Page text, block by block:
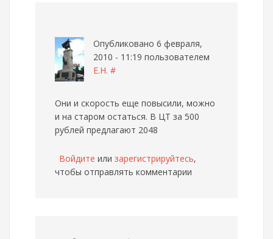
Опубликовано 6 февраля,
2010 - 11:19 пользователем
Е.Н. #
Они и скорость еще повысили, можно
и на старом остаться. В ЦТ за 500
рублей предлагают 2048
Войдите или зарегистрируйтесь,
чтобы отправлять комментарии